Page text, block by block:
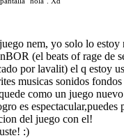
nem, yo solo lo estoy
(el beats of rage de
por lavalit) el q estoy
musicas sonidos
como un juego
es espectacular,puedes
del juego con el!
:)